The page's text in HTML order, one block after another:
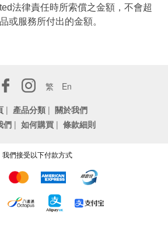
法律責任時所索償之金額，不會超
或服務所付出的金額。
繁
En
| 產品分類 | 關於我們
們 | 如何購買 | 條款細則
我們接受以下付款方式